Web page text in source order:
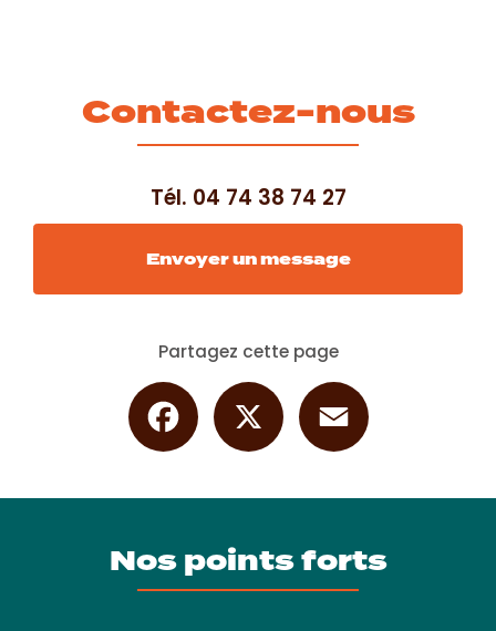
Contactez-nous
Tél. 04 74 38 74 27
Envoyer un message
Partagez cette page
Facebook
Nos points forts